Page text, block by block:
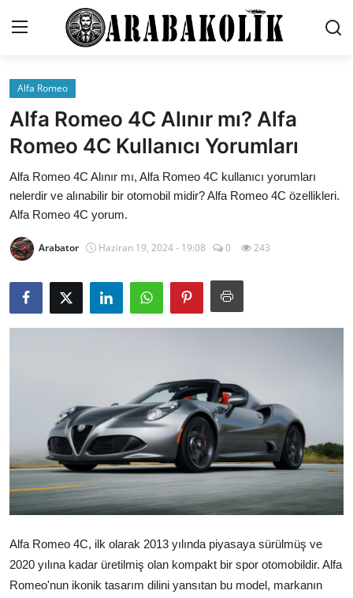
İletişim
Genel
Karşılaştırmalar
Testler
Markalar
Motosiklet
Oto Bilgi
Alfa Romeo
Alfa Romeo 4C Alınır mı? Alfa
Romeo 4C Kullanıcı Yorumları
Alfa Romeo 4C Alınır mı, Alfa Romeo 4C kullanıcı yorumları
nelerdir ve alınabilir bir otomobil midir? Alfa Romeo 4C özellikleri.
Alfa Romeo 4C yorum.
Arabator Haziran 19, 2024 - 19:08 0 243
Alfa Romeo 4C, ilk olarak 2013 yılında piyasaya sürülmüş ve
2020 yılına kadar üretilmiş olan kompakt bir spor otomobildir. Alfa
Romeo'nun ikonik tasarım dilini yansıtan bu model, markanın